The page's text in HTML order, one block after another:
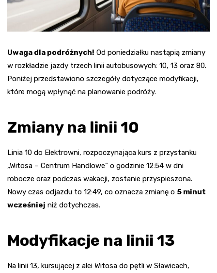
Uwaga dla podróżnych! Od poniedziałku nastąpią zmiany
w rozkładzie jazdy trzech linii autobusowych: 10, 13 oraz 80.
Poniżej przedstawiono szczegóły dotyczące modyfikacji,
które mogą wpłynąć na planowanie podróży.
Zmiany na linii 10
Linia 10 do Elektrowni, rozpoczynająca kurs z przystanku
„Witosa – Centrum Handlowe” o godzinie 12:54 w dni
robocze oraz podczas wakacji, zostanie przyspieszona.
Nowy czas odjazdu to 12:49, co oznacza zmianę o 5 minut
wcześniej niż dotychczas.
Modyfikacje na linii 13
Na linii 13, kursującej z alei Witosa do pętli w Sławicach,